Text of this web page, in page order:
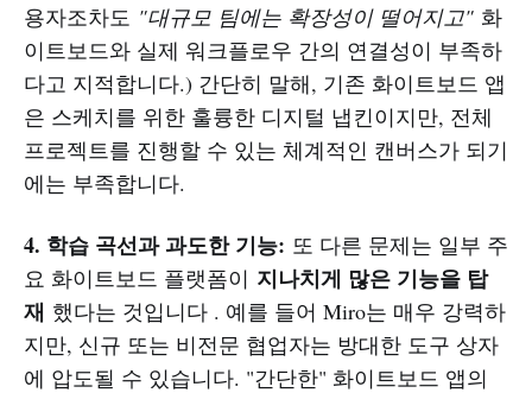
용자조차도 "대규모 팀에는 확장성이 떨어지고" 화
이트보드와 실제 워크플로우 간의 연결성이 부족하
다고 지적합니다.) 간단히 말해, 기존 화이트보드 앱
은 스케치를 위한 훌륭한 디지털 냅킨이지만, 전체
프로젝트를 진행할 수 있는 체계적인 캔버스가 되기
에는 부족합니다.
4. 학습 곡선과 과도한 기능: 또 다른 문제는 일부 주
요 화이트보드 플랫폼이 지나치게 많은 기능을 탑
재 했다는 것입니다 . 예를 들어 Miro는 매우 강력하
지만, 신규 또는 비전문 협업자는 방대한 도구 상자
에 압도될 수 있습니다. "간단한" 화이트보드 앱의